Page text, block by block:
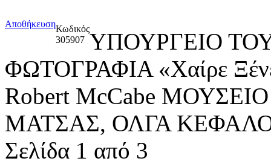
ΑποθήκευσηΚωδικός
305907 ΥΠΟΥΡΓΕΙΟ
ΦΩΤΟΓΡΑΦΙΑ «Χαίρε
Robert McCabe
ΜΑΤΣΑΣ, ΟΛΓΑ
Σελίδα 1 από 3